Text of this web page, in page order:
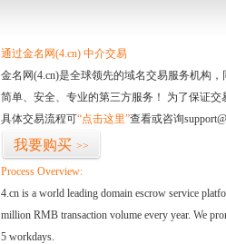
通过金名网(4.cn) 中介交易
金名网(4.cn)是全球领先的域名交易服务机构
简单、安全、专业的第三方服务！ 为了保证
具体交易流程可“点击这里”查看或咨询
我要购买 >>
Process Overview:
4.cn is a world leading domain escrow service
million RMB transaction volume every year. We
5 workdays.